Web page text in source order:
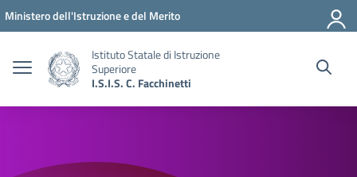
Vai ai contenuti
Vai al menu di navigazione
Vai al footer
Ministero dell'Istruzione e del Merito
Istituto Statale di Istruzione
Superiore
I.S.I.S. C. Facchinetti